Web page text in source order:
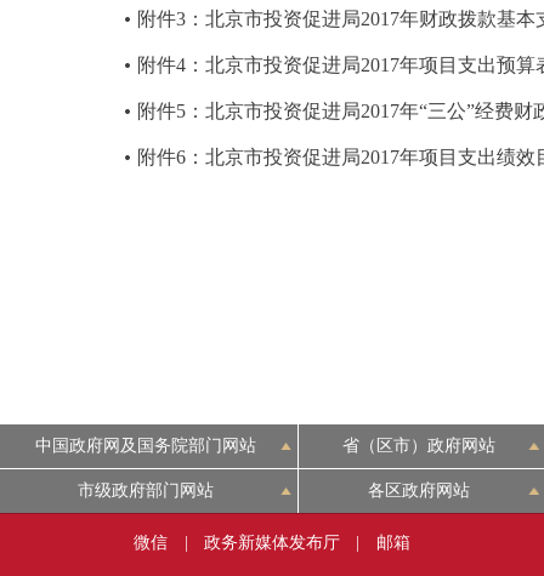
附件3：北京市投资促进局2017年财政拨款基
附件4：北京市投资促进局2017年项目支出预算
附件5：北京市投资促进局2017年“三公”经费财
附件6：北京市投资促进局2017年项目支出绩效
中国政府网及国务院部门网站 省（区市）政府网站
市级政府部门网站 各区政府网站
微信 政务新媒体发布厅 邮箱